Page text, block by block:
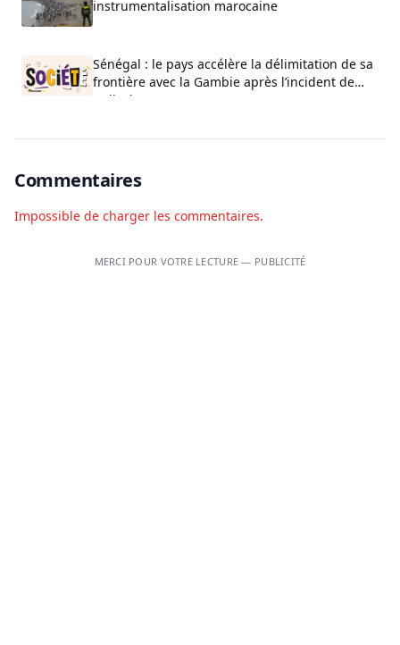
instrumentalisation marocaine
Sénégal : le pays accélère la délimitation de sa
frontière avec la Gambie après l’incident de
Bullock
Commentaires
Impossible de charger les commentaires.
MERCI POUR VOTRE LECTURE — PUBLICITÉ